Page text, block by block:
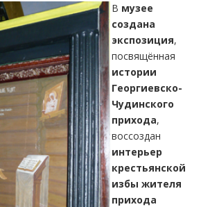
В музее
создана
экспозиция,
посвящённая
истории
Георгиевско-
Чудинского
прихода,
воссоздан
интерьер
крестьянской
избы жителя
прихода